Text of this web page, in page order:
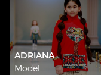
ADRIANA
Model